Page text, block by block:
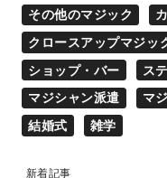
その他のマジック
クロースアップマジッ
ショップ・バー
ス
マジシャン派遣
マ
結婚式
雑学
新着記事